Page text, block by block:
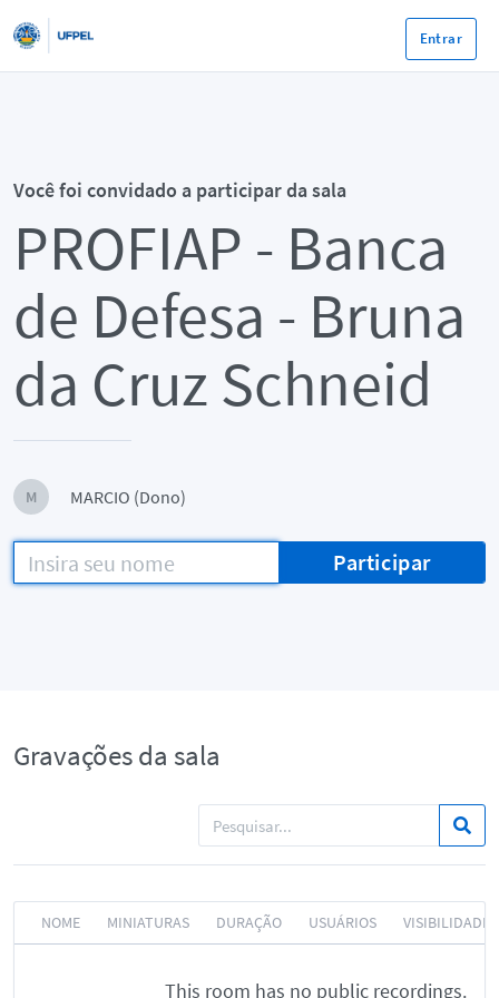
Entrar
Você foi convidado a participar da sala
PROFIAP - Banca
de Defesa - Bruna
da Cruz Schneid
M MARCIO (Dono)
Participar
Gravações da sala
NOME MINIATURAS DURAÇÃO USUÁRIOS VISIBILIDADE
This room has no public recordings.